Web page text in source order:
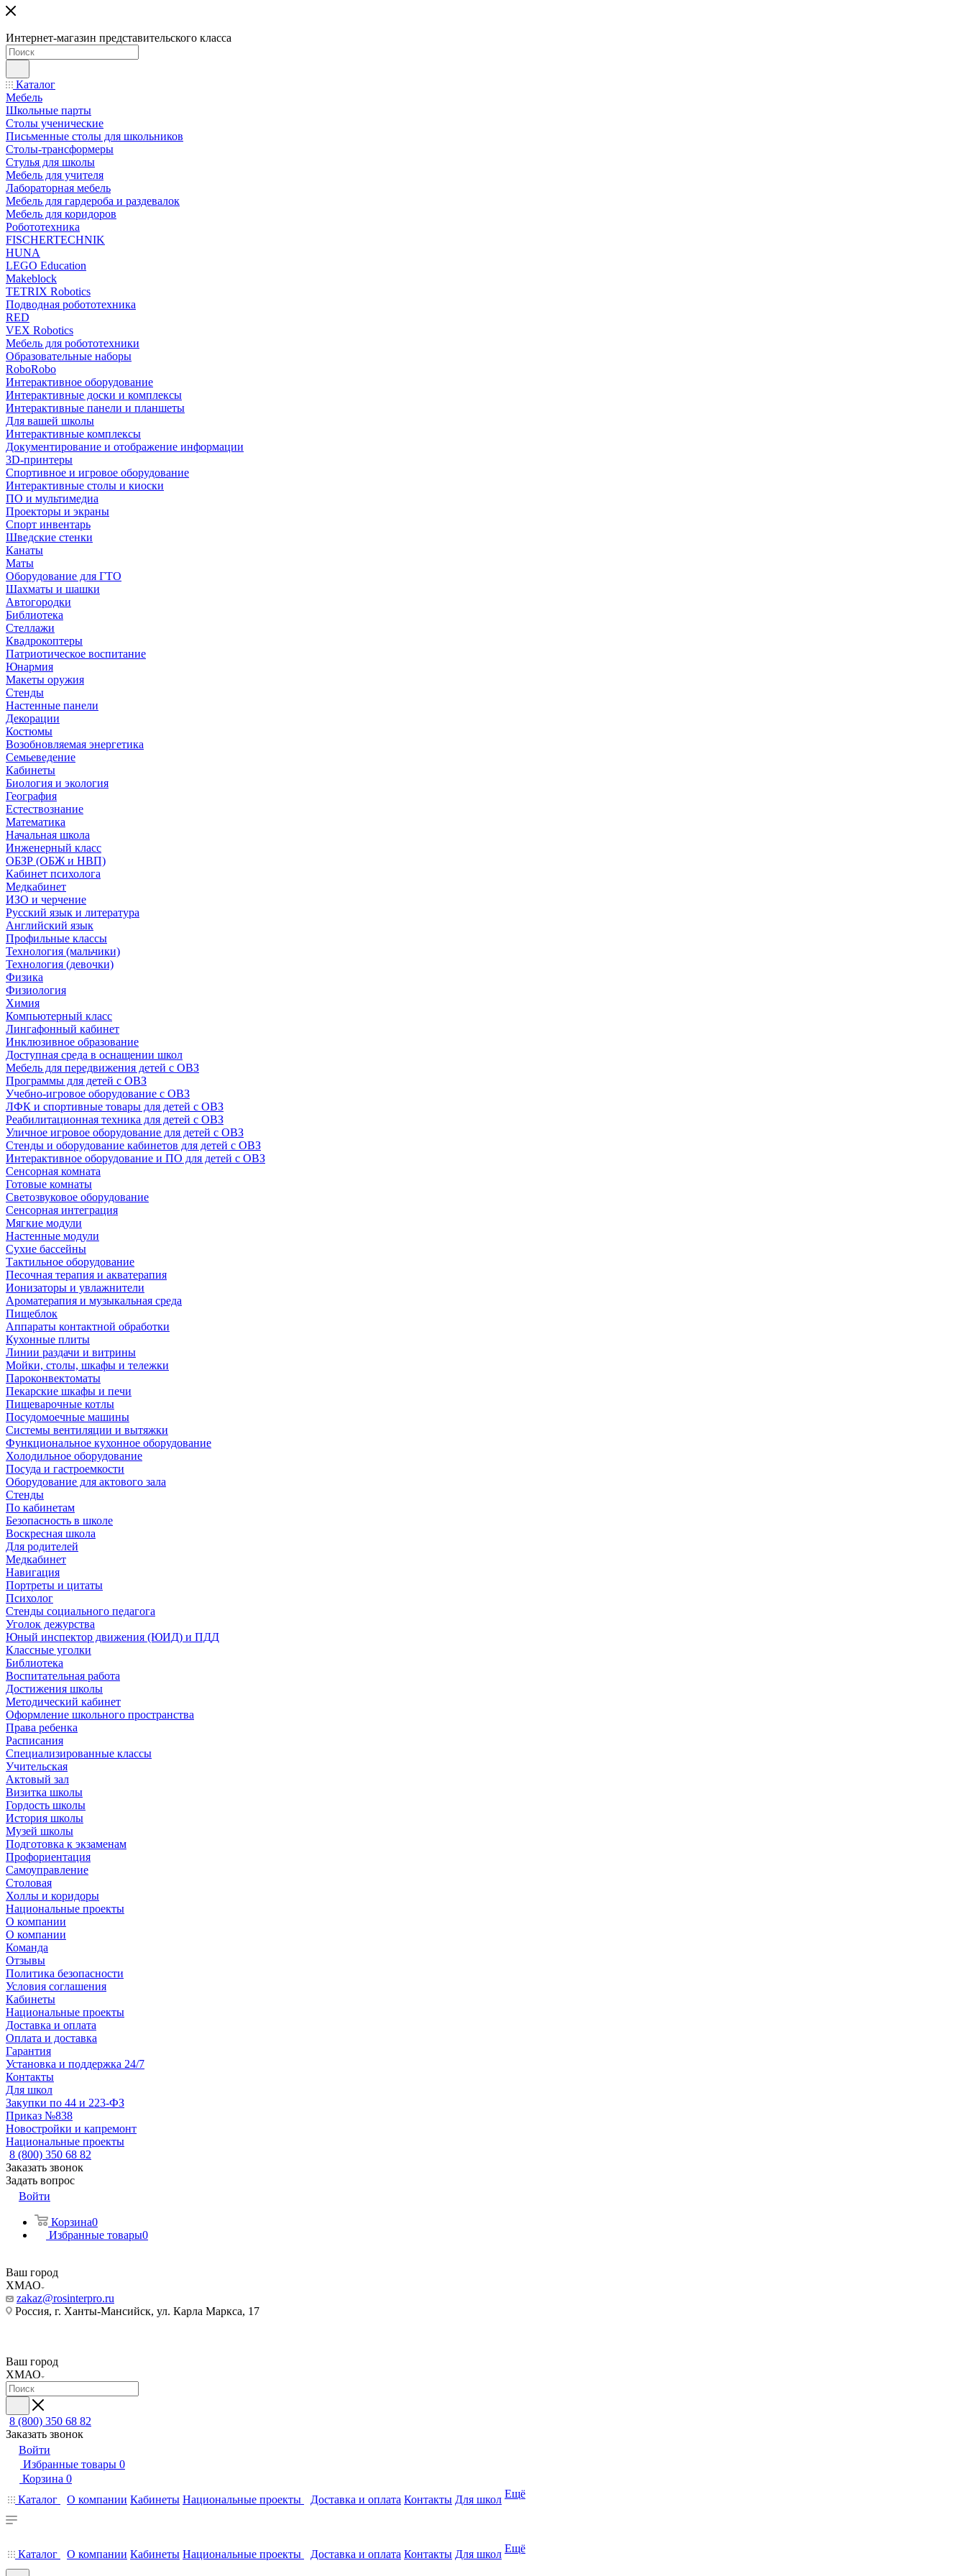
Интернет-магазин представительского класса
Каталог
Мебель
Школьные парты
Столы ученические
Письменные столы для школьников
Столы-трансформеры
Стулья для школы
Мебель для учителя
Лабораторная мебель
Мебель для гардероба и раздевалок
Мебель для коридоров
Робототехника
FISCHERTECHNIK
HUNA
LEGO Education
Makeblock
TETRIX Robotics
Подводная робототехника
RED
VEX Robotics
Мебель для робототехники
Образовательные наборы
RoboRobo
Интерактивное оборудование
Интерактивные доски и комплексы
Интерактивные панели и планшеты
Для вашей школы
Интерактивные комплексы
Документирование и отображение информации
3D-принтеры
Спортивное и игровое оборудование
Интерактивные столы и киоски
ПО и мультимедиа
Проекторы и экраны
Спорт инвентарь
Шведские стенки
Канаты
Маты
Оборудование для ГТО
Шахматы и шашки
Автогородки
Библиотека
Стеллажи
Квадрокоптеры
Патриотическое воспитание
Юнармия
Макеты оружия
Стенды
Настенные панели
Декорации
Костюмы
Возобновляемая энергетика
Семьеведение
Кабинеты
Биология и экология
География
Естествознание
Математика
Начальная школа
Инженерный класс
ОБЗР (ОБЖ и НВП)
Кабинет психолога
Медкабинет
ИЗО и черчение
Русский язык и литература
Английский язык
Профильные классы
Технология (мальчики)
Технология (девочки)
Физика
Физиология
Химия
Компьютерный класс
Лингафонный кабинет
Инклюзивное образование
Доступная среда в оснащении школ
Мебель для передвижения детей с ОВЗ
Программы для детей с ОВЗ
Учебно-игровое оборудование с ОВЗ
ЛФК и спортивные товары для детей с ОВЗ
Реабилитационная техника для детей с ОВЗ
Уличное игровое оборудование для детей с ОВЗ
Стенды и оборудование кабинетов для детей с ОВЗ
Интерактивное оборудование и ПО для детей с ОВЗ
Сенсорная комната
Готовые комнаты
Светозвуковое оборудование
Сенсорная интеграция
Мягкие модули
Настенные модули
Сухие бассейны
Тактильное оборудование
Песочная терапия и акватерапия
Ионизаторы и увлажнители
Ароматерапия и музыкальная среда
Пищеблок
Аппараты контактной обработки
Кухонные плиты
Линии раздачи и витрины
Мойки, столы, шкафы и тележки
Пароконвектоматы
Пекарские шкафы и печи
Пищеварочные котлы
Посудомоечные машины
Системы вентиляции и вытяжки
Функциональное кухонное оборудование
Холодильное оборудование
Посуда и гастроемкости
Оборудование для актового зала
Стенды
По кабинетам
Безопасность в школе
Воскресная школа
Для родителей
Медкабинет
Навигация
Портреты и цитаты
Психолог
Стенды социального педагога
Уголок дежурства
Юный инспектор движения (ЮИД) и ПДД
Классные уголки
Библиотека
Воспитательная работа
Достижения школы
Методический кабинет
Оформление школьного пространства
Права ребенка
Расписания
Специализированные классы
Учительская
Актовый зал
Визитка школы
Гордость школы
История школы
Музей школы
Подготовка к экзаменам
Профориентация
Самоуправление
Столовая
Холлы и коридоры
Национальные проекты
О компании
О компании
Команда
Отзывы
Политика безопасности
Условия соглашения
Кабинеты
Национальные проекты
Доставка и оплата
Оплата и доставка
Гарантия
Установка и поддержка 24/7
Контакты
Для школ
Закупки по 44 и 223-ФЗ
Приказ №838
Новостройки и капремонт
Национальные проекты
8 (800) 350 68 82
Заказать звонок
Задать вопрос
Войти
Корзина0
Избранные товары0
Ваш город
ХМАО
zakaz@rosinterpro.ru
Россия, г. Ханты-Мансийск, ул. Карла Маркса, 17
Ваш город
ХМАО
8 (800) 350 68 82
Заказать звонок
Войти
Избранные товары 0
Корзина 0
Каталог
О компании Кабинеты Национальные проекты Доставка и оплата Контакты Для школ Ещё
Каталог О компании Кабинеты Национальные проекты Доставка и оплата Контакты Для школ Ещё